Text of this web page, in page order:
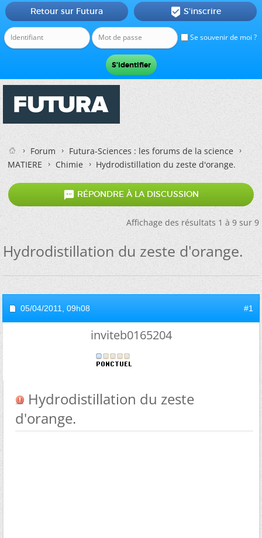
Se souvenir de moi ?
Retour sur Futura  S'inscrire
Forum
Futura-Sciences : les forums de la science
MATIERE
Chimie Hydrodistillation du zeste d'orange.
 RÉPONDRE À LA DISCUSSION
Affichage des résultats 1 à 9 sur 9
Hydrodistillation du zeste d'orange.
05/04/2011, 09h08 #1
inviteb0165204
Hydrodistillation du zeste
d'orange.